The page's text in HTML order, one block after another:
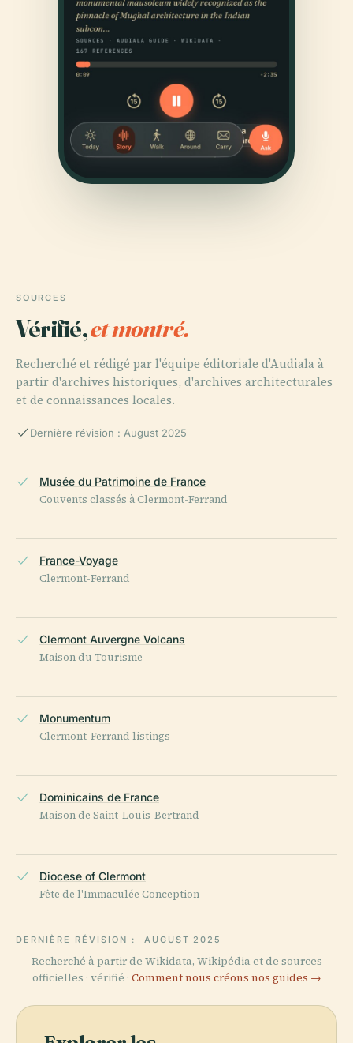
SOURCES
Vérifié,et montré.
Recherché et rédigé par l'équipe éditoriale d'Audiala à
partir d'archives historiques, d'archives architecturales
et de connaissances locales.
Dernière révision : August 2025
Musée du Patrimoine de France
Couvents classés à Clermont-Ferrand
France-Voyage
Clermont-Ferrand
Clermont Auvergne Volcans
Maison du Tourisme
Monumentum
Clermont-Ferrand listings
Dominicains de France
Maison de Saint-Louis-Bertrand
Diocese of Clermont
Fête de l'Immaculée Conception
DERNIÈRE RÉVISION : AUGUST 2025
Recherché à partir de Wikidata, Wikipédia et de sources
officielles · vérifié · Comment nous créons nos guides →